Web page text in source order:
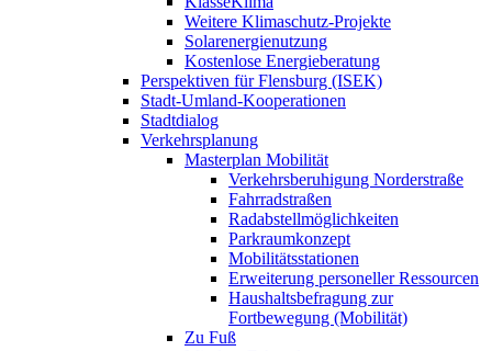
Weitere Klimaschutz-Projekte
Solarenergienutzung
Kostenlose Energieberatung
Perspektiven für Flensburg (ISEK)
Stadt-Umland-Kooperationen
Stadtdialog
Verkehrsplanung
Masterplan Mobilität
Verkehrsberuhigung Norderstraße
Fahrradstraßen
Radabstellmöglichkeiten
Parkraumkonzept
Mobilitätsstationen
Erweiterung personeller Ressourcen
Haushaltsbefragung zur
Fortbewegung (Mobilität)
Zu Fuß